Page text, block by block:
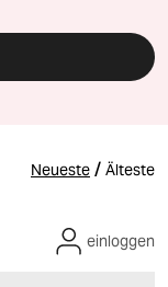
Neueste / Älteste
einloggen